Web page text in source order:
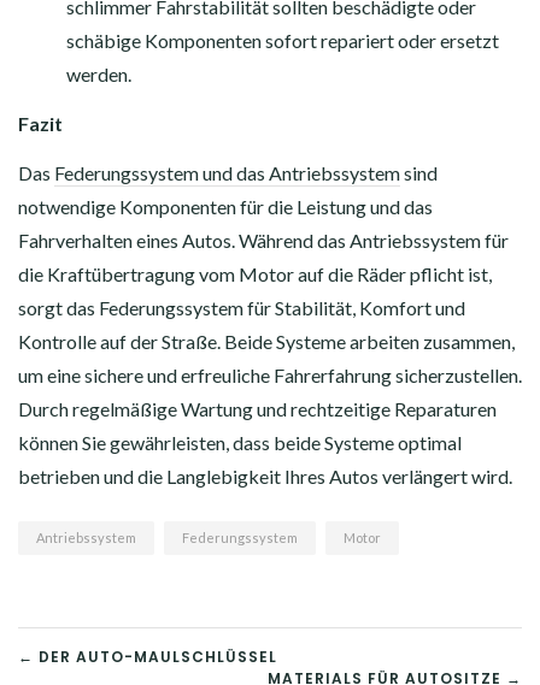
schlimmer Fahrstabilität sollten beschädigte oder
schäbige Komponenten sofort repariert oder ersetzt
werden.
Fazit
Das Federungssystem und das Antriebssystemsind
notwendige Komponenten für die Leistung und das
Fahrverhalten eines Autos. Während das Antriebssystem für
die Kraftübertragung vom Motor auf die Räder pflicht ist,
sorgt das Federungssystem für Stabilität, Komfort und
Kontrolle auf der Straße. Beide Systeme arbeiten zusammen,
um eine sichere und erfreuliche Fahrerfahrung sicherzustellen.
Durch regelmäßige Wartung und rechtzeitige Reparaturen
können Sie gewährleisten, dass beide Systeme optimal
betrieben und die Langlebigkeit Ihres Autos verlängert wird.
Antriebssystem Federungssystem Motor
BEITRAGSNAVIGATION
← DER AUTO-MAULSCHLÜSSEL
MATERIALS FÜR AUTOSITZE →